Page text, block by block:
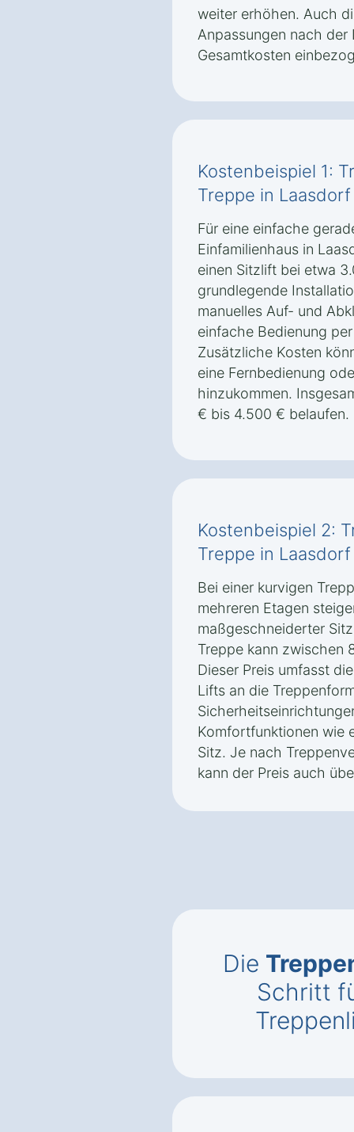
weiter erhöhen. Auch
Anpassungen nach
Gesamtkosten
Kostenbeispiel 1:
Treppe in Laasdorf
Für eine einfache
Einfamilienhaus in
einen Sitzlift bei etwa
grundlegende
manuelles Auf- und
einfache Bedienung
Zusätzliche Kosten
eine Fernbedienung
hinzukommen.
€ bis 4.500 € belaufen.
Kostenbeispiel 2:
Treppe in Laasdorf
Bei einer kurvigen
mehreren Etagen
maßgeschneiderter
Treppe kann zwischen
Dieser Preis umfasst
Lifts an die
Komfortfunktionen wie
Sitz. Je nach
kann der Preis auch
Die
Schritt